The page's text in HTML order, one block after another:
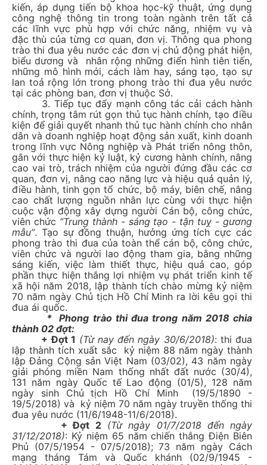
kiến, áp dụng tiến bộ khoa học-kỹ thuật, ứng dụng
công nghệ thông tin trong toàn ngành trên tất cả
các lĩnh vực phù hợp với chức năng, nhiệm vụ và
đặc thù của từng cơ quan, đơn vị. Thông qua phong
trào thi đua yêu nước các đơn vị chủ động phát hiện,
biểu dương và nhân rộng những điển hình tiên tiến,
những mô hình mới, cách làm hay, sáng tạo, tạo sự
lan toả rộng lớn trong phong trào thi đua yêu nước
tại các phòng ban, đơn vị thuộc Sở.
3. Tiếp tục đẩy mạnh công tác cải cách hành
chính, trọng tâm rút gọn thủ tục hành chính, tạo điều
kiện để giải quyết nhanh thủ tục hành chính cho nhân
dân và doanh nghiệp hoạt động sản xuất, kinh doanh
trong lĩnh vực Nông nghiệp và Phát triển nông thôn,
gắn với thực hiện kỷ luật, kỷ cương hành chính, nâng
cao vai trò, trách nhiệm của người đứng đầu các cơ
quan, đơn vị, nâng cao năng lực và hiệu quả quản lý,
điều hành, tinh gọn tổ chức, bộ máy, biên chế, nâng
cao chất lượng nguồn nhân lực cùng với thực hiện
cuộc vận động xây dựng người Cán bộ, công chức,
viên chức “Trung thành - sáng tạo - tận tuỵ - gương
mẫu”. Tạo sự đồng thuận, hưởng ứng tích cực các
phong trào thi đua của toàn thể cán bộ, công chức,
viên chức và người lao động tham gia, bằng những
sáng kiến, việc làm thiết thực, hiệu quả cao, góp
phần thực hiện thắng lợi nhiệm vụ phát triển kinh tế
xã hội năm 2018, lập thành tích chào mừng kỷ niệm
70 năm ngày Chủ tịch Hồ Chí Minh ra lời kêu gọi thi
đua ái quốc.
* Phong trào thi đua trong năm 2018 chia
thành 02 đợt:
+ Đợt 1 (Từ nay đến ngày 30/6/2018): thi đua
lập thành tích xuất sắc kỷ niệm 88 năm ngày thành
lập Đảng Cộng sản Việt Nam (03/02), 43 năm ngày
giải phóng miền Nam thống nhất đất nước (30/4),
131 năm ngày Quốc tế Lao động (01/5), 128 năm
ngày sinh Chủ tịch Hồ Chí Minh (19/5/1890 -
19/5/2018) và kỷ niệm 70 năm ngày truyền thống thi
đua yêu nước (11/6/1948-11/6/2018).
+ Đợt 2 (Từ ngày 01/7/2018 đến ngày
31/12/2018): Kỷ niệm 65 năm chiến thắng Điện Biên
Phủ (07/5/1954 - 07/5/2018); 73 năm ngày Cách
mạng tháng Tám và Quốc khánh (02/9/1945 -